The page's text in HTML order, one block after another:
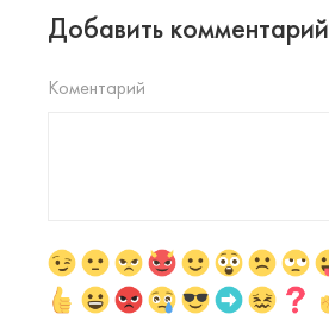
Добавить комментарий
Коментарий